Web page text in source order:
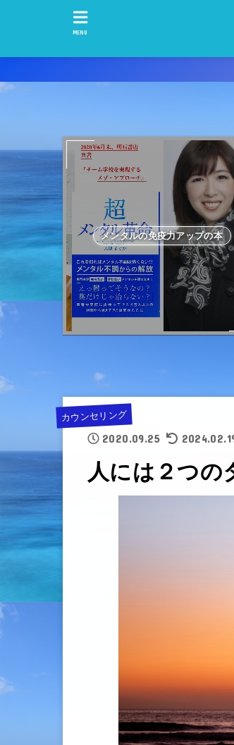
MENU
メンタルの免疫力アップの本
カウンセリング
2020.09.25
人には２つの